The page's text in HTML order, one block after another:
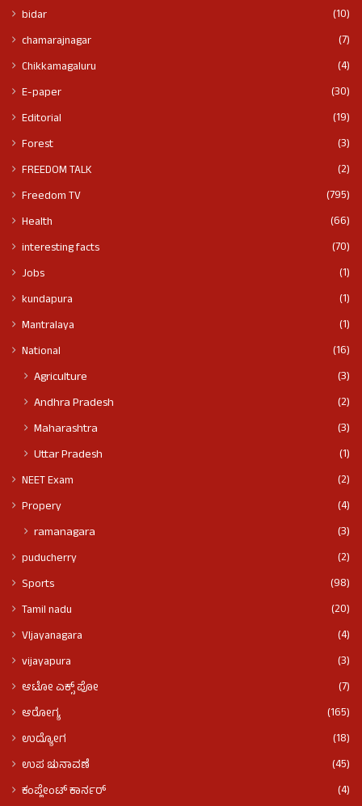
bidar
(10)
chamarajnagar
(7)
Chikkamagaluru
(4)
E-paper
(30)
Editorial
(19)
Forest
(3)
FREEDOM TALK
(2)
Freedom TV
(795)
Health
(66)
interesting facts
(70)
Jobs
(1)
kundapura
(1)
Mantralaya
(1)
National
(16)
Agriculture
(3)
Andhra Pradesh
(2)
Maharashtra
(3)
Uttar Pradesh
(1)
NEET Exam
(2)
Propery
(4)
ramanagara (3)
puducherry
(2)
Sports
(98)
Tamil nadu
(20)
VIjayanagara
(4)
vijayapura
(3)
ಆಟೋ ಎಕ್ಸ್ ಪೋ
(7)
ಆರೋಗ್ಯ
(165)
ಉದ್ಯೋಗ
(18)
ಉಪ ಚುನಾವಣೆ
(45)
ಕಂಪ್ಲೇಂಟ್ ಕಾರ್ನರ್
(4)